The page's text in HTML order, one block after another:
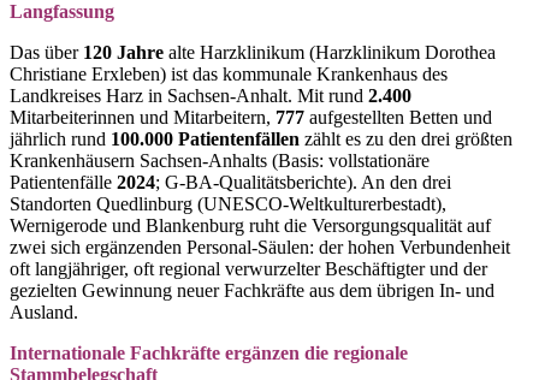
Langfassung
Das über 120 Jahre alte Harzklinikum (Harzklinikum Dorothea
Christiane Erxleben) ist das kommunale Krankenhaus des
Landkreises Harz in Sachsen-Anhalt. Mit rund 2.400
Mitarbeiterinnen und Mitarbeitern, 777 aufgestellten Betten und
jährlich rund 100.000 Patientenfällen zählt es zu den drei größten
Krankenhäusern Sachsen-Anhalts (Basis: vollstationäre
Patientenfälle 2024; G-BA-Qualitätsberichte). An den drei
Standorten Quedlinburg (UNESCO-Weltkulturerbestadt),
Wernigerode und Blankenburg ruht die Versorgungsqualität auf
zwei sich ergänzenden Personal-Säulen: der hohen Verbundenheit
oft langjähriger, oft regional verwurzelter Beschäftigter und der
gezielten Gewinnung neuer Fachkräfte aus dem übrigen In- und
Ausland.
Internationale Fachkräfte ergänzen die regionale
Stammbelegschaft